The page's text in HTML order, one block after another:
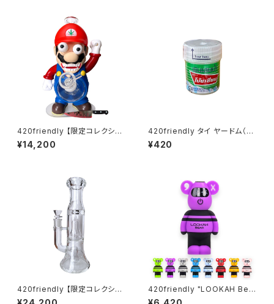
420friendly 【限定コレクショ
ン】Killer Plumber Resin & G
lass Bong / キラープラマー ボ
¥14,200
420friendly タイ ヤードム（嗅
ぎ薬）／Pim-Saen Balm Oil
¥420
420friendly 【限定コレクショ
ン】EG Glass - Double Perc
420friendly "LOOKAH Bea
r" コンパクト×高性能 510 カー